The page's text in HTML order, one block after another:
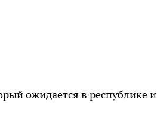
ожидается в республике и